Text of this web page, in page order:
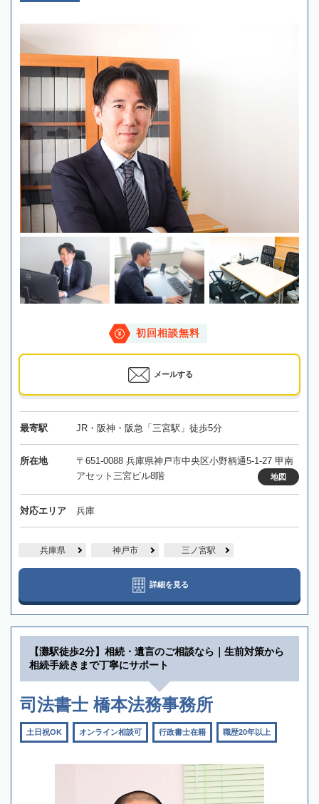
初回相談無料
メールする
最寄駅 JR・阪神・阪急「三宮駅」徒歩5分
所在地
〒651-0088 兵庫県神戸市中央区小野柄通5-1-27 甲南
アセット三宮ビル8階
地図
対応エリア 兵庫
兵庫県 神戸市 三ノ宮駅
詳細を見る
【灘駅徒歩2分】相続・遺言のご相談なら｜生前対策から
相続手続きまで丁寧にサポート
司法書士 橋本法務事務所
土日祝OK オンライン相談可 行政書士在籍 職歴20年以上